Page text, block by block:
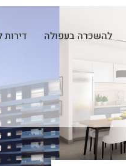
להשכרה בעפולה